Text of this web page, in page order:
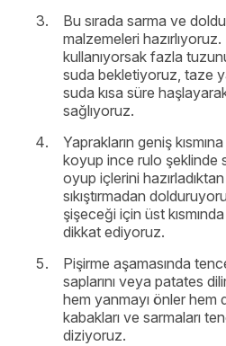
Bu sırada sarma ve
malzemeleri
kullanıyorsak fazla
suda bekletiyoruz, taze
suda kısa süre
sağlıyoruz.
Yaprakların geniş
koyup ince rulo şeklinde
oyup içlerini
sıkıştırmadan
şişeceği için üst
dikkat ediyoruz.
Pişirme aşamasında
saplarını veya patates
hem yanmayı önler hem
kabakları ve sarmaları
diziyoruz.